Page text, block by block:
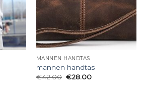
MANNEN HANDTAS
mannen handtas
€42.00 €28.00